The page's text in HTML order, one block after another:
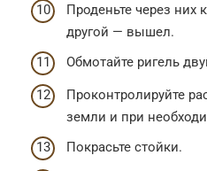
Проденьте через них
другой — вышел.
Обмотайте ригель
Проконтролируйте
земли и при
Покрасьте стойки.